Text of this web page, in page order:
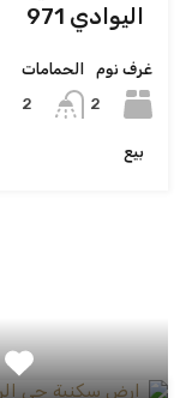
اليوادي 971
غرف نوم
2
الحمامات
2
بيع